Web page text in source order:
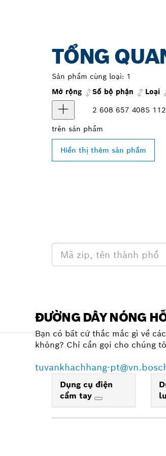
TỔNG
Sản phẩm cùng loại: 1
Mở rộng
Số bộ phận Loại
2 608 657 408S
trên sản phẩm
Hiển thị thêm sản phẩm
ĐƯỜNG DÂY NÓNG
Bạn có bất cứ thắc mắc gì về
không? Chỉ cần gọi cho chúng
tuvankhachhang-
Dụng cụ điện
cầm tay